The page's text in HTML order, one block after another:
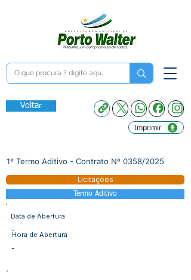
Voltar
Imprimir
1º Termo Aditivo - Contrato Nº 0358/2025
Licitações
Termo Aditivo
Data de Abertura
-
Hora de Abertura
-